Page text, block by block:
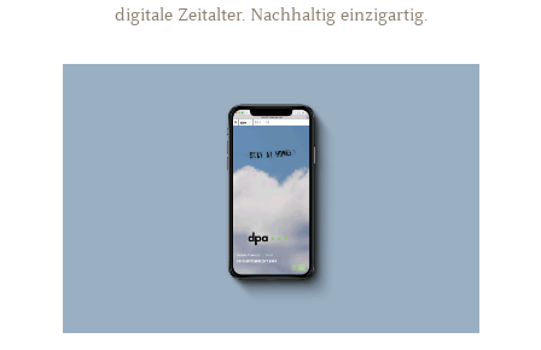
digitale Zeitalter. Nachhaltig einzigartig.